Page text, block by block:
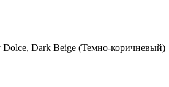
Dolce, Dark Beige (Темно-коричневый)